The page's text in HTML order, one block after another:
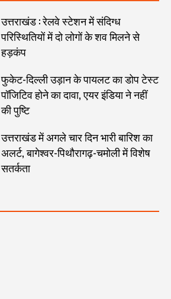
उत्तराखंड : रेलवे स्टेशन में संदिग्ध
परिस्थितियों में दो लोगों के शव मिलने से
हड़कंप
फुकेट-दिल्ली उड़ान के पायलट का डोप टेस्ट
पॉजिटिव होने का दावा, एयर इंडिया ने नहीं
की पुष्टि
उत्तराखंड में अगले चार दिन भारी बारिश का
अलर्ट, बागेश्वर-पिथौरागढ़-चमोली में विशेष
सतर्कता